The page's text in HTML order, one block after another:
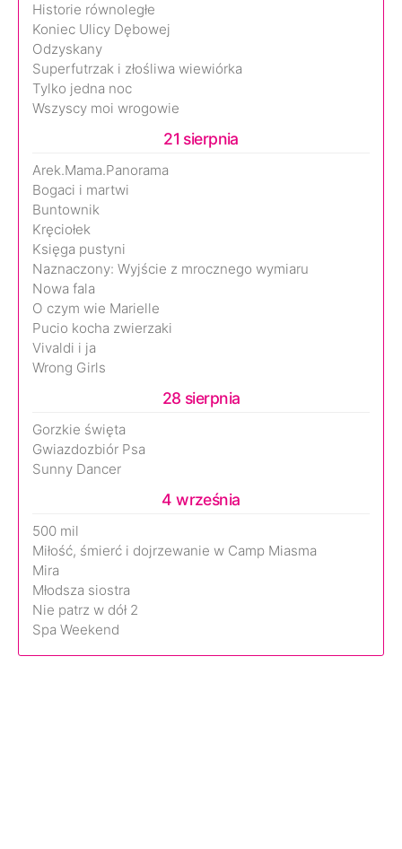
Historie równoległe
Koniec Ulicy Dębowej
Odzyskany
Superfutrzak i złośliwa wiewiórka
Tylko jedna noc
Wszyscy moi wrogowie
21 sierpnia
Arek.Mama.Panorama
Bogaci i martwi
Buntownik
Kręciołek
Księga pustyni
Naznaczony: Wyjście z mrocznego wymiaru
Nowa fala
O czym wie Marielle
Pucio kocha zwierzaki
Vivaldi i ja
Wrong Girls
28 sierpnia
Gorzkie święta
Gwiazdozbiór Psa
Sunny Dancer
4 września
500 mil
Miłość, śmierć i dojrzewanie w Camp Miasma
Mira
Młodsza siostra
Nie patrz w dół 2
Spa Weekend